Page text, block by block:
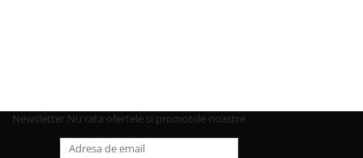
Newsletter Nu rata ofertele si promotiile noastre